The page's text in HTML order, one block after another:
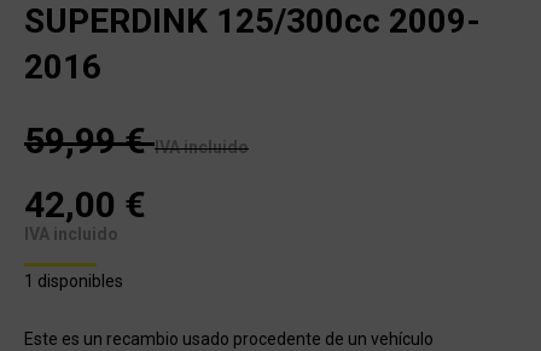
SUPERDINK 125/300cc 2009-
2016
59,99€ IVA incluido
42,00 €
IVA incluido
1 disponibles
Este es un recambio usado procedente de un vehículo